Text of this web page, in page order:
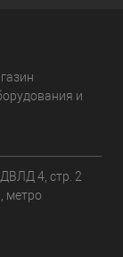
и
4, стр. 2
метро